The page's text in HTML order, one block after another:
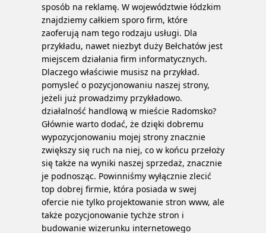
sposób na reklamę. W województwie łódzkim
znajdziemy całkiem sporo firm, które
zaoferują nam tego rodzaju usługi. Dla
przykładu, nawet niezbyt duży Bełchatów jest
miejscem działania firm informatycznych.
Dlaczego właściwie musisz na przykład.
pomysleć o pozycjonowaniu naszej strony,
jeżeli już prowadzimy przykładowo.
działalność handlową w mieście Radomsko?
Głównie warto dodać, że dzięki dobremu
wypozycjonowaniu mojej strony znacznie
zwiększy się ruch na niej, co w końcu przełoży
się także na wyniki naszej sprzedaż, znacznie
je podnosząc. Powinniśmy wyłącznie zlecić
top dobrej firmie, która posiada w swej
ofercie nie tylko projektowanie stron www, ale
także pozycjonowanie tychże stron i
budowanie wizerunku internetowego